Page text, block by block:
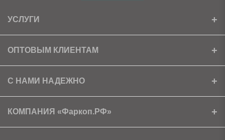
УСЛУГИ
Установка
Доставка
ОПТОВЫМ КЛИЕНТАМ
Ищем партнеров
Скачать прайс
С НАМИ НАДЕЖНО
Сертификаты
Условия возврата
КОМПАНИЯ «Фаркоп.РФ»